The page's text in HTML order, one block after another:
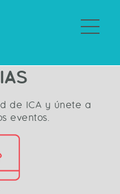
de ICA y únete a
eventos.